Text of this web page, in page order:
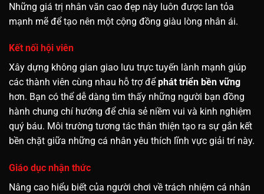
Những giá trị nhân văn cao đẹp này luôn được lan tỏa
mạnh mẽ để tạo nên một cộng đồng giàu lòng nhân ái.
Kết nối hội viên
Xây dựng không gian giao lưu trực tuyến lành mạnh giúp
các thành viên cùng nhau hỗ trợ để phát triển bền vững
hơn. Bạn có thể dễ dàng tìm thấy những người bạn đồng
hành chung chí hướng để chia sẻ niềm vui và kinh nghiệm
quý báu. Môi trường tương tác thân thiện tạo ra sự gắn kết
bền chặt giữa những cá nhân yêu thích lĩnh vực giải trí này.
Giáo dục nhận thức
Nâng cao hiểu biết của người chơi về trách nhiệm cá nhân